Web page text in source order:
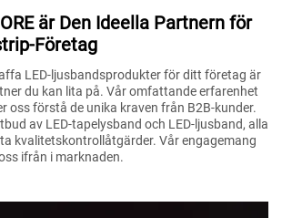
är Den Ideella Partnern för
Företag
LED-ljusbandsprodukter för ditt företag är
du kan lita på. Vår omfattande erfarenhet
oss förstå de unika kraven från B2B-kunder.
av LED-tapelysband och LED-ljusband, alla
kvalitetskontrollåtgärder. Vår engagemang
ifrån i marknaden.